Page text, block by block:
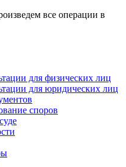
все операции в
для физических лиц
для юридических лиц
споров